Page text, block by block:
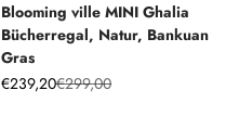
Blooming ville MINI Ghalia
Bücherregal, Natur, Bankuan
Gras
Angebot
€239,20Regulärer Preis
€299,00